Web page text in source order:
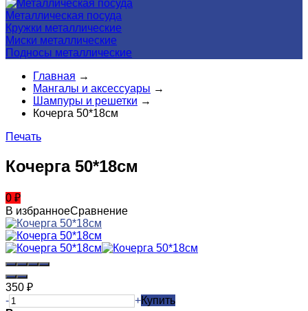
Металлическая посуда
Кружки металлические
Миски металлические
Подносы металлические
Главная →
Мангалы и аксессуары →
Шампуры и решетки →
Кочерга 50*18см
Печать
Кочерга 50*18см
0 ₽
В избранноеСравнение
350 ₽
-
+Купить